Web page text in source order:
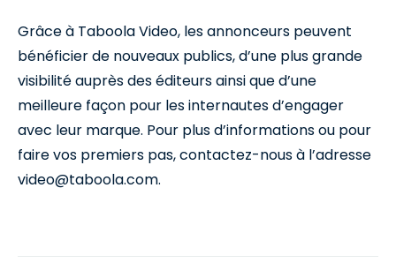
Grâce à Taboola Video, les annonceurs peuvent
bénéficier de nouveaux publics, d’une plus grande
visibilité auprès des éditeurs ainsi que d’une
meilleure façon pour les internautes d’engager
avec leur marque. Pour plus d’informations ou pour
faire vos premiers pas, contactez-nous à l’adresse
video@taboola.com.